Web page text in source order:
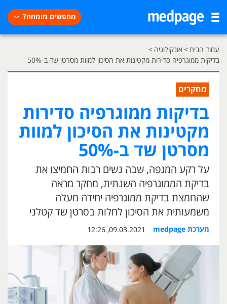
מחפשים מומחה?
עמוד הבית> אונקולוגיה >
בדיקות ממוגרפיה סדירות מקטינות את הסיכון למוות מסרטן שד ב-50%
מחקרים
בדיקות ממוגרפיה סדירות
מקטינות את הסיכון למוות
מסרטן שד ב-50%
על רקע המגפה, שבה נשים רבות החמיצו את
בדיקת הממוגרפיה השנתית, מחקר מראה
שהחמצת בדיקת ממוגרפיה יחידה מעלה
משמעותית את הסיכון לחלות בסרטן שד קטלני
מערכת medpage 09.03.2021, 12:26